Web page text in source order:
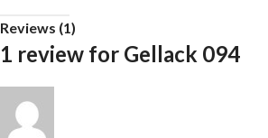
Reviews (1)
1 review for Gellack 094